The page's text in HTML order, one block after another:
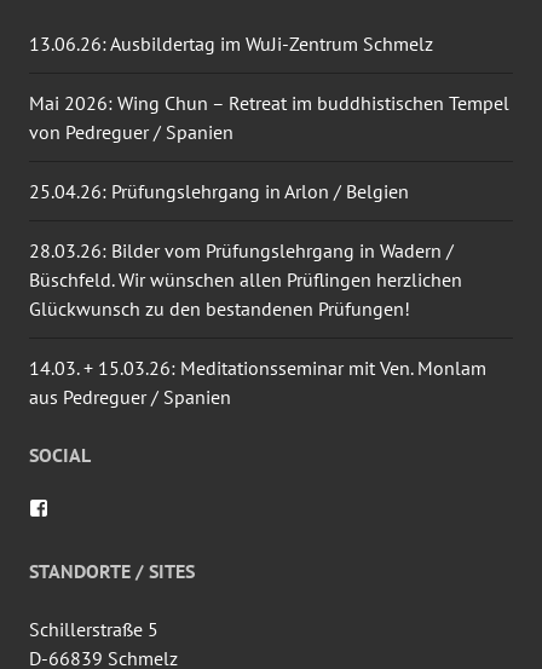
13.06.26: Ausbildertag im WuJi-Zentrum Schmelz
Mai 2026: Wing Chun – Retreat im buddhistischen Tempel
von Pedreguer / Spanien
25.04.26: Prüfungslehrgang in Arlon / Belgien
28.03.26: Bilder vom Prüfungslehrgang in Wadern /
Büschfeld. Wir wünschen allen Prüflingen herzlichen
Glückwunsch zu den bestandenen Prüfungen!
14.03. + 15.03.26: Meditationsseminar mit Ven. Monlam
aus Pedreguer / Spanien
SOCIAL
auf
Facebook
STANDORTE / SITES
Schillerstraße 5
D-66839 Schmelz